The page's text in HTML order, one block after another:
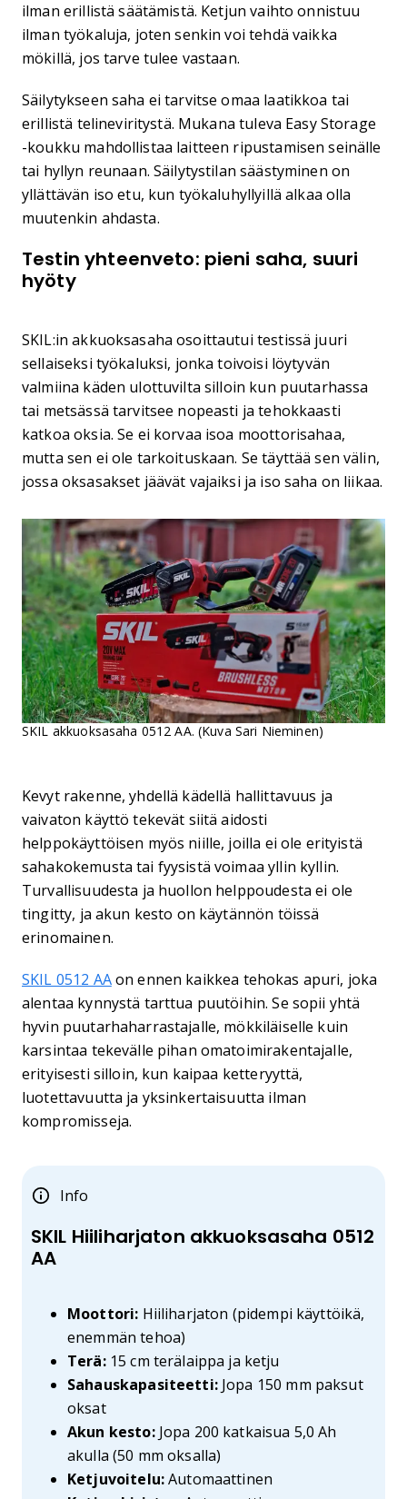
ilman erillistä säätämistä. Ketjun vaihto onnistuu
ilman työkaluja, joten senkin voi tehdä vaikka
mökillä, jos tarve tulee vastaan.
Säilytykseen saha ei tarvitse omaa laatikkoa tai
erillistä telineviritystä. Mukana tuleva Easy Storage
-koukku mahdollistaa laitteen ripustamisen seinälle
tai hyllyn reunaan. Säilytystilan säästyminen on
yllättävän iso etu, kun työkaluhyllyillä alkaa olla
muutenkin ahdasta.
Testin yhteenveto: pieni saha, suuri
hyöty
SKIL:in akkuoksasaha osoittautui testissä juuri
sellaiseksi työkaluksi, jonka toivoisi löytyvän
valmiina käden ulottuvilta silloin kun puutarhassa
tai metsässä tarvitsee nopeasti ja tehokkaasti
katkoa oksia. Se ei korvaa isoa moottorisahaa,
mutta sen ei ole tarkoituskaan. Se täyttää sen välin,
jossa oksasakset jäävät vajaiksi ja iso saha on liikaa.
SKIL akkuoksasaha 0512 AA. (Kuva Sari Nieminen)
Kevyt rakenne, yhdellä kädellä hallittavuus ja
vaivaton käyttö tekevät siitä aidosti
helppokäyttöisen myös niille, joilla ei ole erityistä
sahakokemusta tai fyysistä voimaa yllin kyllin.
Turvallisuudesta ja huollon helppoudesta ei ole
tingitty, ja akun kesto on käytännön töissä
erinomainen.
SKIL 0512 AAon ennen kaikkea tehokas apuri, joka
alentaa kynnystä tarttua puutöihin. Se sopii yhtä
hyvin puutarhaharrastajalle, mökkiläiselle kuin
karsintaa tekevälle pihan omatoimirakentajalle,
erityisesti silloin, kun kaipaa ketteryyttä,
luotettavuutta ja yksinkertaisuutta ilman
kompromisseja.
Info
SKIL Hiiliharjaton akkuoksasaha 0512
AA
Moottori: Hiiliharjaton (pidempi käyttöikä,
enemmän tehoa)
Terä:15 cm terälaippa ja ketju
Sahauskapasiteetti:Jopa 150 mm paksut
oksat
Akun kesto:Jopa 200 katkaisua 5,0 Ah
akulla (50 mm oksalla)
Ketjuvoitelu:Automaattinen